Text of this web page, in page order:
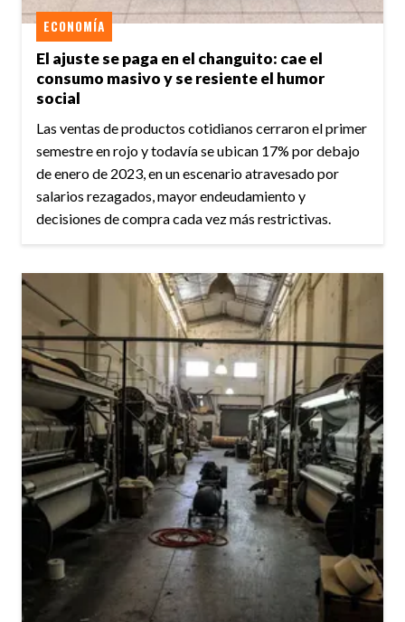
El ajuste se paga en el changuito: cae el
consumo masivo y se resiente el humor
social
ECONOMÍA
Las ventas de productos cotidianos cerraron el primer
semestre en rojo y todavía se ubican 17% por debajo
de enero de 2023, en un escenario atravesado por
salarios rezagados, mayor endeudamiento y
decisiones de compra cada vez más restrictivas.